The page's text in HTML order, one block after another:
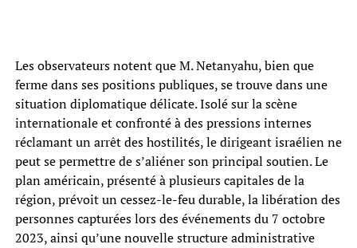
Les observateurs notent que M. Netanyahu, bien que
ferme dans ses positions publiques, se trouve dans une
situation diplomatique délicate. Isolé sur la scène
internationale et confronté à des pressions internes
réclamant un arrêt des hostilités, le dirigeant israélien ne
peut se permettre de s’aliéner son principal soutien. Le
plan américain, présenté à plusieurs capitales de la
région, prévoit un cessez-le-feu durable, la libération des
personnes capturées lors des événements du 7 octobre
2023, ainsi qu’une nouvelle structure administrative